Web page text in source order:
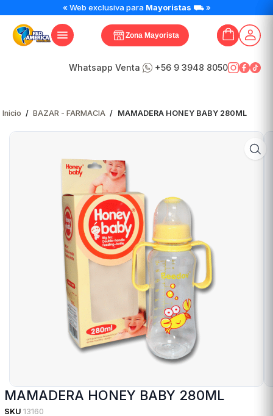
« Web exclusiva para Mayoristas ⛟ »
Zona Mayorista
Whatsapp Venta +56 9 3948 8050
Inicio / BAZAR - FARMACIA / MAMADERA HONEY BABY 280ML
MAMADERA HONEY BABY 280ML
SKU 13160
MAMADERA
HONEY
BABY
280ML